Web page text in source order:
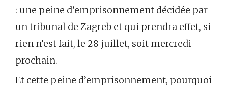
: une peine d’emprisonnement décidée par
un tribunal de Zagreb et qui prendra effet, si
rien n’est fait, le 28 juillet, soit mercredi
prochain.
Et cette peine d’emprisonnement, pourquoi